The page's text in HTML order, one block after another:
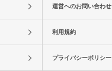
運営へのお問い合わせ
利用規約
プライバシーポリシー